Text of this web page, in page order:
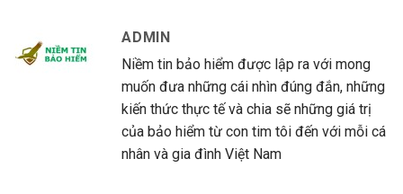
ADMIN
Niềm tin bảo hiểm được lập ra với mong
muốn đưa những cái nhìn đúng đắn, những
kiến thức thực tế và chia sẽ những giá trị
của bảo hiểm từ con tim tôi đến với mỗi cá
nhân và gia đình Việt Nam